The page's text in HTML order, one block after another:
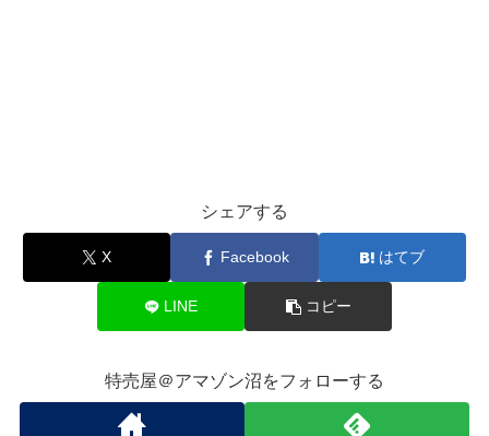
シェアする
X Facebook はてブ
LINE コピー
特売屋＠アマゾン沼をフォローする